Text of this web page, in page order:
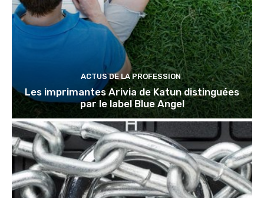
ACTUS DE LA PROFESSION
Les imprimantes Arivia de Katun distinguées
par le label Blue Angel